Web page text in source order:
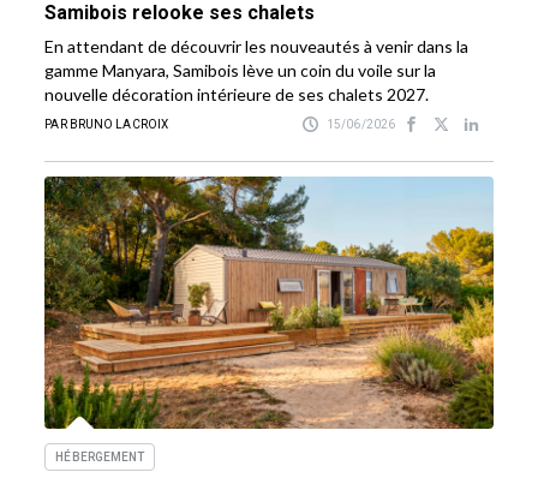
Samibois relooke ses chalets
En attendant de découvrir les nouveautés à venir dans la
gamme Manyara, Samibois lève un coin du voile sur la
nouvelle décoration intérieure de ses chalets 2027.
PAR BRUNO LACROIX 15/06/2026
HÉBERGEMENT